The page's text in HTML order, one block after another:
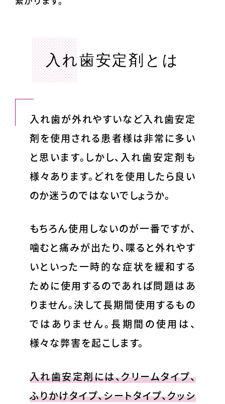
入れ歯安定剤とは
入れ歯が外れやすいなど入れ歯安定
剤を使用される患者様は非常に多い
と思います。しかし、入れ歯安定剤も
様々あります。どれを使用したら良い
のか迷うのではないでしょうか。
もちろん使用しないのが一番ですが、
噛むと痛みが出たり、喋ると外れやす
いといった一時的な症状を緩和する
ために使用するのであれば問題はあ
りません。決して長期間使用するもの
ではありません。長期間の使用は、
様々な弊害を起こします。
入れ歯安定剤には、クリームタイプ、
ふりかけタイプ、シートタイプ、クッシ